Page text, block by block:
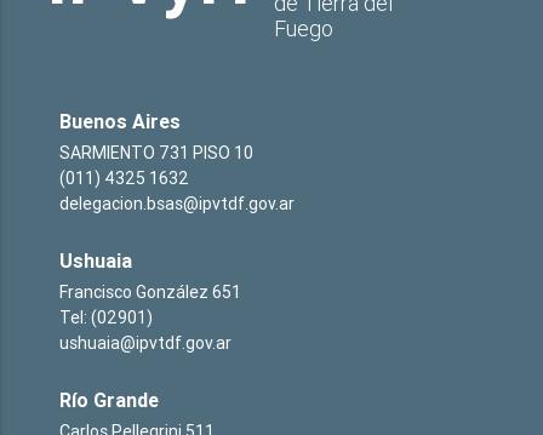
Fuego
Buenos Aires
SARMIENTO 731 PISO 10
(011) 4325 1632
delegacion.bsas@ipvtdf.gov.ar
Ushuaia
Francisco González 651
Tel: (02901)
ushuaia@ipvtdf.gov.ar
Río Grande